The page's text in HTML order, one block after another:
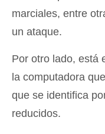
marciales, entre
un ataque.
Por otro lado, está
la computadora
que se identifica
reducidos.